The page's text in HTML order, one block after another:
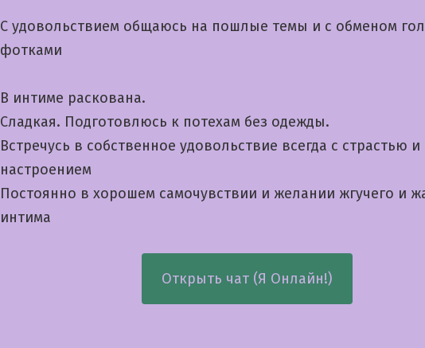
С удовольствием общаюсь на пошлые темы и с обменом
фотками
В интиме раскована.
Сладкая. Подготовлюсь к потехам без одежды.
Встречусь в собственное удовольствие всегда с страстью и
настроением
Постоянно в хорошем самочувствии и желании жгучего и
интима
Открыть чат (Я Онлайн!)